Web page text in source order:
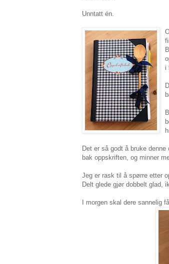
Unntatt én.
i
Det er så godt å bruke
bak oppskriften, og minner
Jeg er rask til å spørre etter
Delt glede gjør dobbelt glad,
I morgen skal dere sannelig